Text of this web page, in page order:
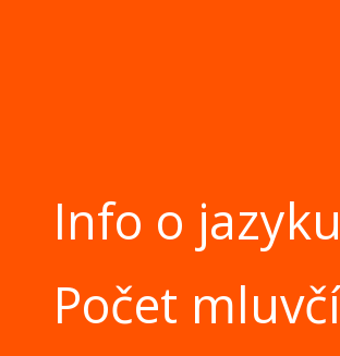
Info o
Počet